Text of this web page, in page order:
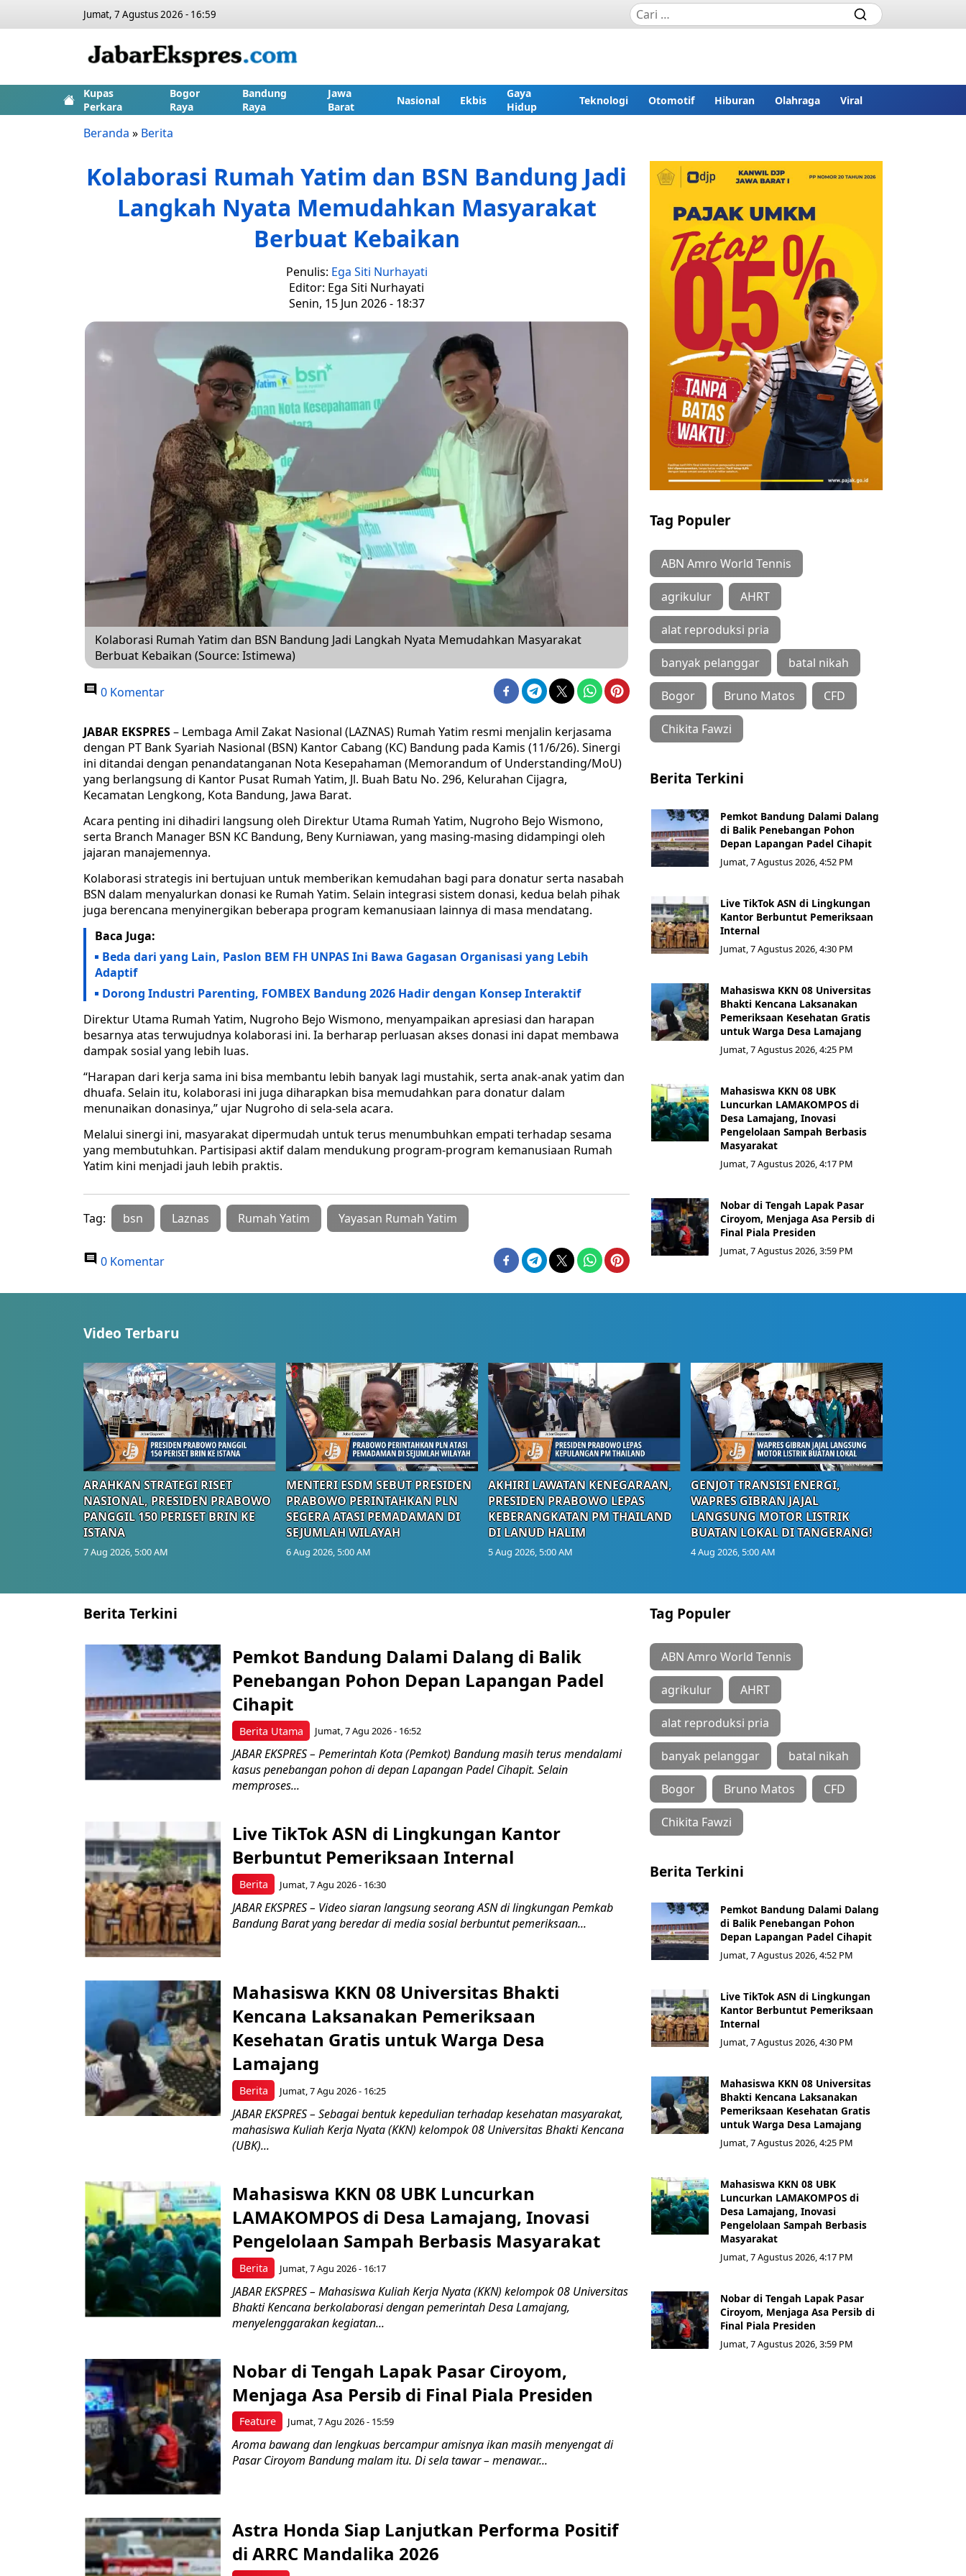
Jumat, 7 Agustus 2026 - 16:59
Kupas
Perkara
Bogor
Raya
Bandung
Raya
Jawa
Barat
Nasional Ekbis
Gaya
Hidup
Teknologi Otomotif Hiburan Olahraga Viral
Beranda » Berita
Kolaborasi Rumah Yatim dan BSN Bandung Jadi
Langkah Nyata Memudahkan Masyarakat
Berbuat Kebaikan
Penulis: Ega Siti Nurhayati
Editor: Ega Siti Nurhayati
Senin, 15 Jun 2026 - 18:37
Kolaborasi Rumah Yatim dan BSN Bandung Jadi Langkah Nyata Memudahkan Masyarakat
Berbuat Kebaikan (Source: Istimewa)
0 Komentar
JABAR EKSPRES– Lembaga Amil Zakat Nasional (LAZNAS) Rumah Yatim resmi menjalin kerjasama
dengan PT Bank Syariah Nasional (BSN) Kantor Cabang (KC) Bandung pada Kamis (11/6/26). Sinergi
ini ditandai dengan penandatanganan Nota Kesepahaman (Memorandum of Understanding/MoU)
yang berlangsung di Kantor Pusat Rumah Yatim, Jl. Buah Batu No. 296, Kelurahan Cijagra,
Kecamatan Lengkong, Kota Bandung, Jawa Barat.
Acara penting ini dihadiri langsung oleh Direktur Utama Rumah Yatim, Nugroho Bejo Wismono,
serta Branch Manager BSN KC Bandung, Beny Kurniawan, yang masing-masing didampingi oleh
jajaran manajemennya.
Kolaborasi strategis ini bertujuan untuk memberikan kemudahan bagi para donatur serta nasabah
BSN dalam menyalurkan donasi ke Rumah Yatim. Selain integrasi sistem donasi, kedua belah pihak
juga berencana menyinergikan beberapa program kemanusiaan lainnya di masa mendatang.
Baca Juga:
Beda dari yang Lain, Paslon BEM FH UNPAS Ini Bawa Gagasan Organisasi yang Lebih
Adaptif
Dorong Industri Parenting, FOMBEX Bandung 2026 Hadir dengan Konsep Interaktif
Direktur Utama Rumah Yatim, Nugroho Bejo Wismono, menyampaikan apresiasi dan harapan
besarnya atas terwujudnya kolaborasi ini. Ia berharap perluasan akses donasi ini dapat membawa
dampak sosial yang lebih luas.
“Harapan dari kerja sama ini bisa membantu lebih banyak lagi mustahik, serta anak-anak yatim dan
dhuafa. Selain itu, kolaborasi ini juga diharapkan bisa memudahkan para donatur dalam
menunaikan donasinya,” ujar Nugroho di sela-sela acara.
Melalui sinergi ini, masyarakat dipermudah untuk terus menumbuhkan empati terhadap sesama
yang membutuhkan. Partisipasi aktif dalam mendukung program-program kemanusiaan Rumah
Yatim kini menjadi jauh lebih praktis.
Tag: bsn Laznas Rumah Yatim Yayasan Rumah Yatim
0 Komentar
Tag Populer
ABN Amro World Tennis
agrikulur AHRT
alat reproduksi pria
banyak pelanggar batal nikah
Bogor Bruno Matos CFD
Chikita Fawzi
Berita Terkini
Pemkot Bandung Dalami Dalang
di Balik Penebangan Pohon
Depan Lapangan Padel Cihapit
Jumat, 7 Agustus 2026, 4:52 PM
Live TikTok ASN di Lingkungan
Kantor Berbuntut Pemeriksaan
Internal
Jumat, 7 Agustus 2026, 4:30 PM
Mahasiswa KKN 08 Universitas
Bhakti Kencana Laksanakan
Pemeriksaan Kesehatan Gratis
untuk Warga Desa Lamajang
Jumat, 7 Agustus 2026, 4:25 PM
Mahasiswa KKN 08 UBK
Luncurkan LAMAKOMPOS di
Desa Lamajang, Inovasi
Pengelolaan Sampah Berbasis
Masyarakat
Jumat, 7 Agustus 2026, 4:17 PM
Nobar di Tengah Lapak Pasar
Ciroyom, Menjaga Asa Persib di
Final Piala Presiden
Jumat, 7 Agustus 2026, 3:59 PM
Video Terbaru
ARAHKAN STRATEGI RISET
NASIONAL, PRESIDEN PRABOWO
PANGGIL 150 PERISET BRIN KE
ISTANA
7 Aug 2026, 5:00 AM
MENTERI ESDM SEBUT PRESIDEN
PRABOWO PERINTAHKAN PLN
SEGERA ATASI PEMADAMAN DI
SEJUMLAH WILAYAH
6 Aug 2026, 5:00 AM
AKHIRI LAWATAN KENEGARAAN,
PRESIDEN PRABOWO LEPAS
KEBERANGKATAN PM THAILAND
DI LANUD HALIM
5 Aug 2026, 5:00 AM
GENJOT TRANSISI ENERGI,
WAPRES GIBRAN JAJAL
LANGSUNG MOTOR LISTRIK
BUATAN LOKAL DI TANGERANG!
4 Aug 2026, 5:00 AM
Berita Terkini
Berita Utama
Pemkot Bandung Dalami Dalang di Balik
Penebangan Pohon Depan Lapangan Padel
Cihapit
Jumat, 7 Agu 2026 - 16:52
JABAR EKSPRES – Pemerintah Kota (Pemkot) Bandung masih terus mendalami
kasus penebangan pohon di depan Lapangan Padel Cihapit. Selain
memproses...
Berita
Live TikTok ASN di Lingkungan Kantor
Berbuntut Pemeriksaan Internal
Jumat, 7 Agu 2026 - 16:30
JABAR EKSPRES – Video siaran langsung seorang ASN di lingkungan Pemkab
Bandung Barat yang beredar di media sosial berbuntut pemeriksaan...
Berita
Mahasiswa KKN 08 Universitas Bhakti
Kencana Laksanakan Pemeriksaan
Kesehatan Gratis untuk Warga Desa
Lamajang
Jumat, 7 Agu 2026 - 16:25
JABAR EKSPRES – Sebagai bentuk kepedulian terhadap kesehatan masyarakat,
mahasiswa Kuliah Kerja Nyata (KKN) kelompok 08 Universitas Bhakti Kencana
(UBK)...
Berita
Mahasiswa KKN 08 UBK Luncurkan
LAMAKOMPOS di Desa Lamajang, Inovasi
Pengelolaan Sampah Berbasis Masyarakat
Jumat, 7 Agu 2026 - 16:17
JABAR EKSPRES – Mahasiswa Kuliah Kerja Nyata (KKN) kelompok 08 Universitas
Bhakti Kencana berkolaborasi dengan pemerintah Desa Lamajang,
menyelenggarakan kegiatan...
Feature
Nobar di Tengah Lapak Pasar Ciroyom,
Menjaga Asa Persib di Final Piala Presiden
Jumat, 7 Agu 2026 - 15:59
Aroma bawang dan lengkuas bercampur amisnya ikan masih menyengat di
Pasar Ciroyom Bandung malam itu. Di sela tawar – menawar...
Astra Honda Siap Lanjutkan Performa Positif
di ARRC Mandalika 2026
Tag Populer
ABN Amro World Tennis
agrikulur AHRT
alat reproduksi pria
banyak pelanggar batal nikah
Bogor Bruno Matos CFD
Chikita Fawzi
Berita Terkini
Pemkot Bandung Dalami Dalang
di Balik Penebangan Pohon
Depan Lapangan Padel Cihapit
Jumat, 7 Agustus 2026, 4:52 PM
Live TikTok ASN di Lingkungan
Kantor Berbuntut Pemeriksaan
Internal
Jumat, 7 Agustus 2026, 4:30 PM
Mahasiswa KKN 08 Universitas
Bhakti Kencana Laksanakan
Pemeriksaan Kesehatan Gratis
untuk Warga Desa Lamajang
Jumat, 7 Agustus 2026, 4:25 PM
Mahasiswa KKN 08 UBK
Luncurkan LAMAKOMPOS di
Desa Lamajang, Inovasi
Pengelolaan Sampah Berbasis
Masyarakat
Jumat, 7 Agustus 2026, 4:17 PM
Nobar di Tengah Lapak Pasar
Ciroyom, Menjaga Asa Persib di
Final Piala Presiden
Jumat, 7 Agustus 2026, 3:59 PM